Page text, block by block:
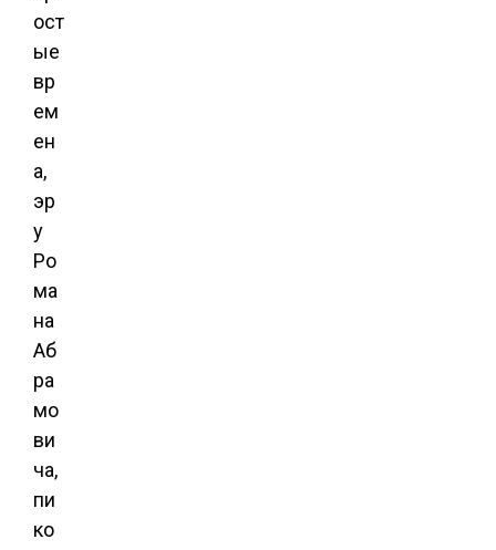
ост
ые
вр
ем
ен
а,
эр
у
Ро
ма
на
Аб
ра
мо
ви
ча,
пи
ко